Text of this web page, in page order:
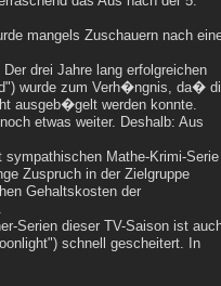
mangels Zuschauern nach
drei Jahre lang erfolgreichen
wurde zum Verh�ngnis, da�
ausgeb�gelt werden konnte.
etwas weiter. Deshalb: Aus
Mathe-Krimi-Serie
Zuspruch in der Zielgruppe
Gehaltskosten der
Serien dieser TV-Saison ist
schnell gescheitert. In